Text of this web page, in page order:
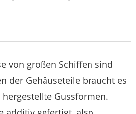
von großen Schiffen sind
der Gehäuseteile braucht es
Gussformen.